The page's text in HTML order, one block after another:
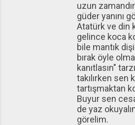
uzun zamandır
güder yanını
Atatürk ve din
gelince koca
bile mantık
bırak öyle
kanıtlasın"
takılırken sen
tartışmaktan
Buyur sen
de yaz
görelim.